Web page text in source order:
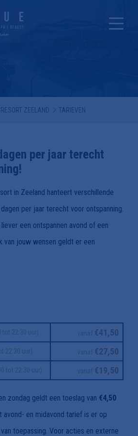
ZEELAND TARIEVEN
per jaar terecht
in Zeeland hanteert verschillende
per jaar terecht voor ontspanning.
een ontspannen avond of een
van jouw wensen geldt er een
€41,50
€27,50
€19,50
zondag geldt een toeslag van €4,50
avond- en midavond tarief is er op
toepassing. Voor acties en externe